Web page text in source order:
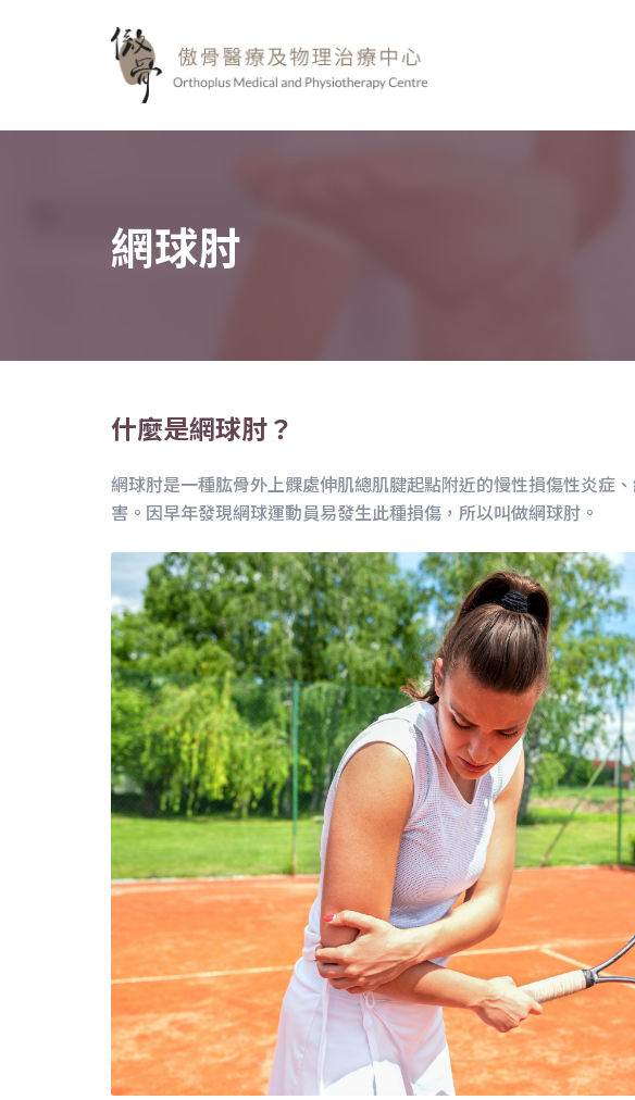
網球肘
什麼是網球肘？
網球肘是一種肱骨外上髁處伸肌總肌腱起點附近的慢性損傷性炎症
害。因早年發現網球運動員易發生此種損傷，所以叫做網球肘。